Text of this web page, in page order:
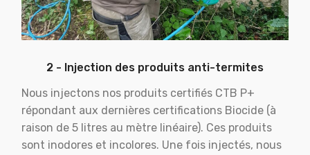
2 - Injection des produits anti-termites
Nous injectons nos produits certifiés CTB P+
répondant aux dernières certifications Biocide (à
raison de 5 litres au mètre linéaire). Ces produits
sont inodores et incolores. Une fois injectés, nous